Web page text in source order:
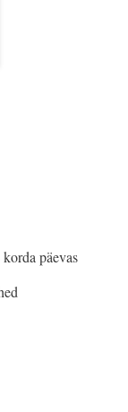
päevas